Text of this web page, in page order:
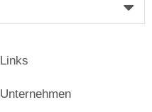
Links
Unternehmen